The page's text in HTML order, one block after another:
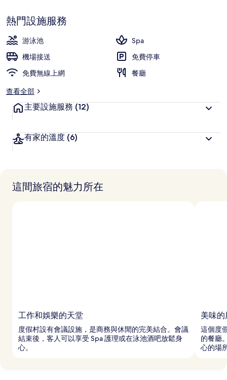
集熱門設施服務
游泳池
Spa
機場接送
免費停車
免費無線上網
餐廳
查看全部
主要設施服務 (12)
有家的溫度 (6)
這間旅宿的魅力所在
工作和娛樂的天堂
度假村設有會議設施，是商務與休閒的完美結合。會議
結束後，客人可以享受 Spa 護理或在泳池酒吧放鬆身
心。
美味
這個度
的餐廳
心的場